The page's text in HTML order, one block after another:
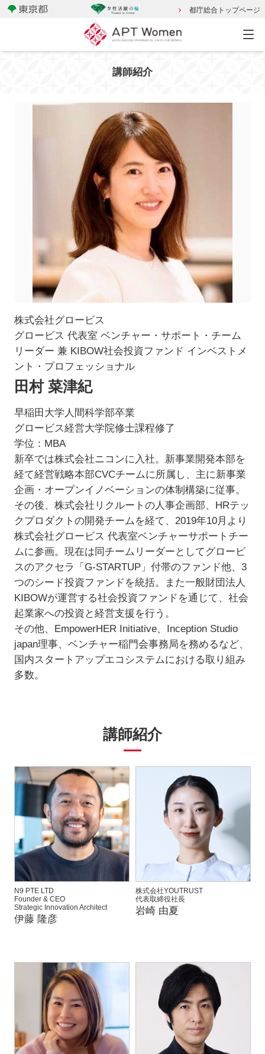
都庁総合トップページ
講師紹介
株式会社グロービス
グロービス 代表室 ベンチャー・サポート・チーム
リーダー 兼 KIBOW社会投資ファンド インベストメ
ント・プロフェッショナル
田村 菜津紀
早稲田大学人間科学部卒業
グロービス経営大学院修士課程修了
学位：MBA
新卒では株式会社ニコンに入社。新事業開発本部を
経て経営戦略本部CVCチームに所属し、主に新事業
企画・オープンイノベーションの体制構築に従事。
その後、株式会社リクルートの人事企画部、HRテッ
クプロダクトの開発チームを経て、2019年10月より
株式会社グロービス 代表室ベンチャーサポートチー
ムに参画。現在は同チームリーダーとしてグロービ
スのアクセラ「G-STARTUP」付帯のファンド他、3
つのシード投資ファンドを統括。また一般財団法人
KIBOWが運営する社会投資ファンドを通じて、社会
起業家への投資と経営支援を行う。
その他、EmpowerHER Initiative、Inception Studio
japan理事、ベンチャー稲門会事務局を務めるなど、
国内スタートアップエコシステムにおける取り組み
多数。
講師紹介
N9 PTE LTD
Founder & CEO
Strategic Innovation Architect
伊藤 隆彦
株式会社YOUTRUST
代表取締役社長
岩崎 由夏